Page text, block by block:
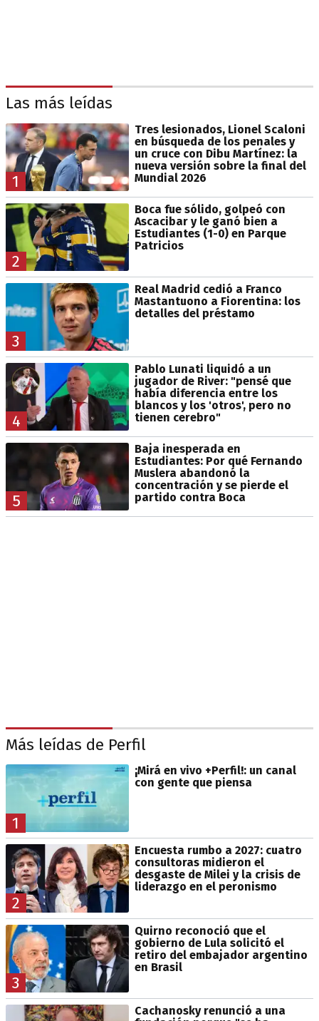
Las más leídas
1
Tres lesionados, Lionel Scaloni
en búsqueda de los penales y
un cruce con Dibu Martínez: la
nueva versión sobre la final del
Mundial 2026
2
Boca fue sólido, golpeó con
Ascacibar y le ganó bien a
Estudiantes (1-0) en Parque
Patricios
3
Real Madrid cedió a Franco
Mastantuono a Fiorentina: los
detalles del préstamo
4
Pablo Lunati liquidó a un
jugador de River: "pensé que
había diferencia entre los
blancos y los 'otros', pero no
tienen cerebro"
5
Baja inesperada en
Estudiantes: Por qué Fernando
Muslera abandonó la
concentración y se pierde el
partido contra Boca
Más leídas de Perfil
1
¡Mirá en vivo +Perfil!: un canal
con gente que piensa
2
Encuesta rumbo a 2027: cuatro
consultoras midieron el
desgaste de Milei y la crisis de
liderazgo en el peronismo
3
Quirno reconoció que el
gobierno de Lula solicitó el
retiro del embajador argentino
en Brasil
Cachanosky renunció a una